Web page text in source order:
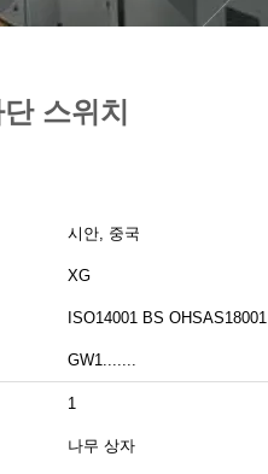
스위치
시안, 중국
XG
ISO14001 BS OHSAS18001
GW1.......
1
나무 상자